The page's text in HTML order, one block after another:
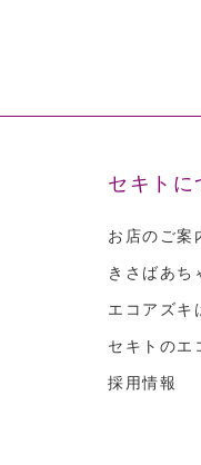
セキトに
お店のご案
きさばあち
エコアズキ
セキトのエ
採用情報